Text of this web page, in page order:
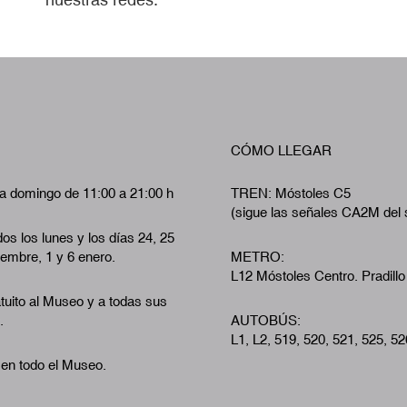
domingo de 11:00 a 21:00 h
los lunes y los días 24, 25
1 y 6 enero.
al Museo y a todas sus
todo el Museo.
CÓMO LLEGAR
TREN: Móstoles C5
(sigue las señales CA2M del
METRO:
L12 Móstoles Centro. Pradillo
AUTOBÚS:
L1, L2, 519, 520, 521, 525,